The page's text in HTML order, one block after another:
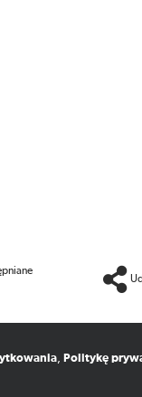
, Politykę